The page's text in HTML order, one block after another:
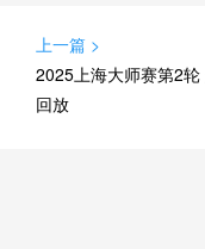
上一篇 >
2025上海大师赛第2
回放